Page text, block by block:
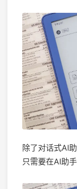
除了对话式AI
只需要在AI助